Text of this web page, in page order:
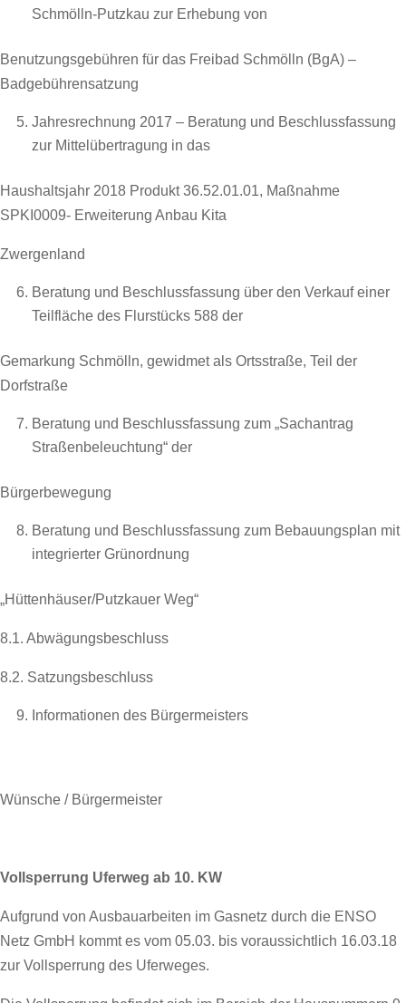
Schmölln-Putzkau zur Erhebung von
Benutzungsgebühren für das Freibad Schmölln (BgA) –
Badgebührensatzung
Jahresrechnung 2017 – Beratung und Beschlussfassung
zur Mittelübertragung in das
Haushaltsjahr 2018 Produkt 36.52.01.01, Maßnahme
SPKI0009- Erweiterung Anbau Kita
Zwergenland
Beratung und Beschlussfassung über den Verkauf einer
Teilfläche des Flurstücks 588 der
Gemarkung Schmölln, gewidmet als Ortsstraße, Teil der
Dorfstraße
Beratung und Beschlussfassung zum „Sachantrag
Straßenbeleuchtung“ der
Bürgerbewegung
Beratung und Beschlussfassung zum Bebauungsplan mit
integrierter Grünordnung
„Hüttenhäuser/Putzkauer Weg“
8.1. Abwägungsbeschluss
8.2. Satzungsbeschluss
Informationen des Bürgermeisters
Wünsche / Bürgermeister
Vollsperrung Uferweg ab 10. KW
Aufgrund von Ausbauarbeiten im Gasnetz durch die ENSO
Netz GmbH kommt es vom 05.03. bis voraussichtlich 16.03.18
zur Vollsperrung des Uferweges.